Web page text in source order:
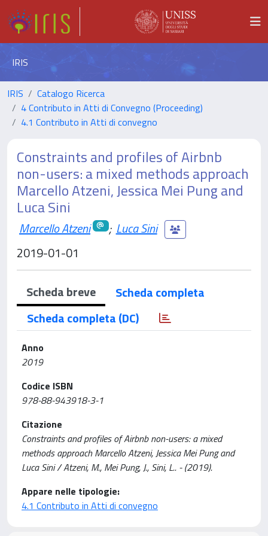
IRIS
IRIS
Catalogo Ricerca
4 Contributo in Atti di Convegno (Proceeding)
4.1 Contributo in Atti di convegno
Constraints and profiles of Airbnb
non-users: a mixed methods approach
Marcello Atzeni, Jessica Mei Pung and
Luca Sini
Marcello Atzeni ; Luca Sini
2019-01-01
Scheda breve
Scheda completa
Scheda completa (DC)
Anno
2019
Codice ISBN
978-88-943918-3-1
Citazione
Constraints and profiles of Airbnb non-users: a mixed
methods approach Marcello Atzeni, Jessica Mei Pung and
Luca Sini / Atzeni, M., Mei Pung, J., Sini, L.. - (2019).
Appare nelle tipologie:
4.1 Contributo in Atti di convegno